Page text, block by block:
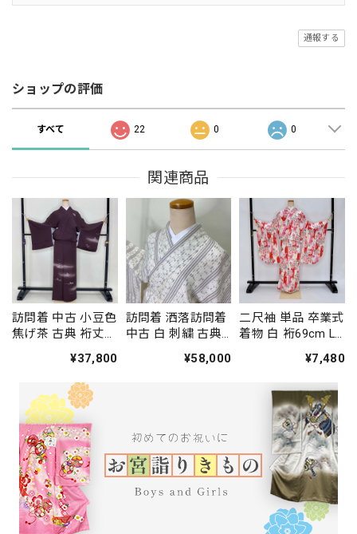
通報する
ショップの評価
すべて 22 0 0
関連商品
訪問着 中古 小豆色
焦げ茶 古典 裄丈
164.5cm 結婚式 着
物 入学式 卒業式
礼装 3114
¥37,800
訪問着 洒落訪問着
中古 白 刺繍 古典
166.5cm 結婚式 着
¥58,000
二尺袖 単品 卒業式
着物 白 裄69cm LL
繊 中古 4577¥7,480